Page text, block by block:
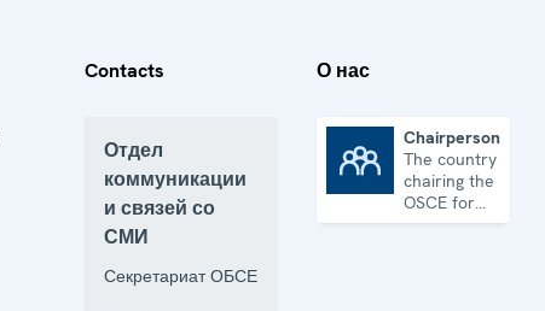
Contacts
Отдел
коммуникации
и связей со
СМИ
Секретариат ОБСЕ
О нас
Chairpersonship
The country
chairing the
OSCE for
one year